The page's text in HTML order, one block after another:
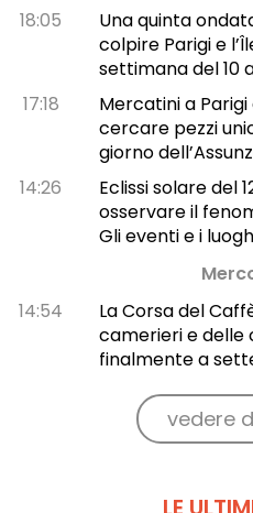
18:05
Una quinta
colpire Parigi e
settimana del 10
17:18
Mercatini a
cercare pezzi
giorno
14:26
Eclissi solare del
osservare il
Gli eventi e i
14:54
La Corsa del
camerieri e delle
finalmente a
vedere